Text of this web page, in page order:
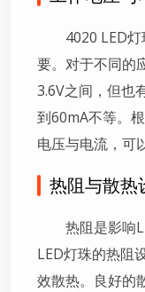
4020 LED
要。对于不同的
3.6V之间，但也
到60mA不等。
电压与电流，可
热阻与散热
热阻是影响
LED灯珠的热阻
效散热。良好的